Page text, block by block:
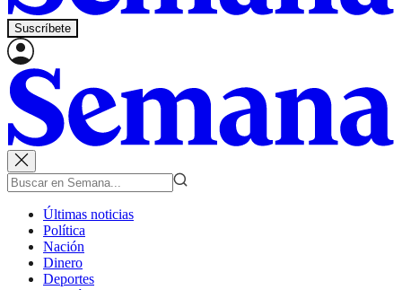
Suscríbete
Últimas noticias
Política
Nación
Dinero
Deportes